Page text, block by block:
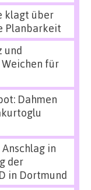
klagt über
Planbarkeit
und
für
Dahmen
Anschlag in
der
in Dortmund